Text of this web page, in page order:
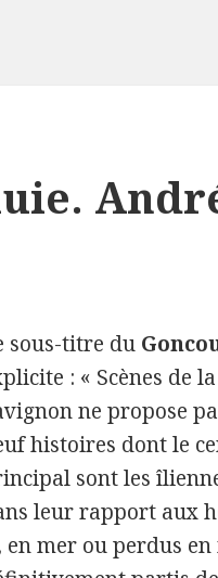
sous-titre du
: « Scènes de
ne propose
histoires dont le
sont les
leur rapport aux
en mer ou perdus en